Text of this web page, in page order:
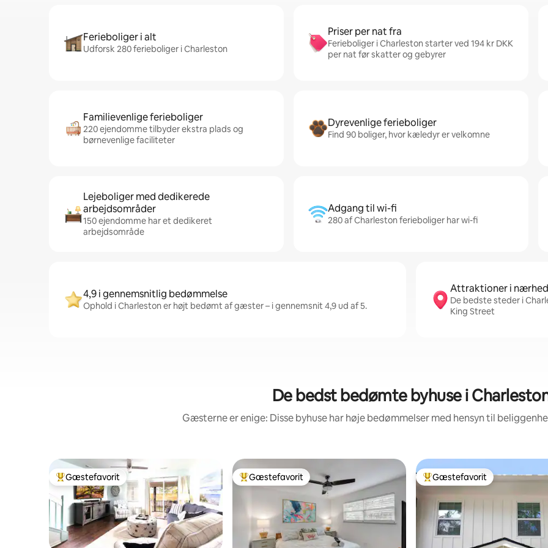
Ferieboliger i alt
Udforsk 280 ferieboliger i Charleston
Priser per nat fra
Ferieboliger i Charleston starter ved 194 kr DKK
per nat før skatter og gebyrer
Familievenlige ferieboliger
220 ejendomme tilbyder ekstra plads og
børnevenlige faciliteter
Dyrevenlige ferieboliger
Find 90 boliger, hvor kæledyr er velkomne
Lejeboliger med dedikerede
arbejdsområder
150 ejendomme har et dedikeret
arbejdsområde
Adgang til wi-fi
280 af Charleston ferieboliger har wi-fi
4,9 i gennemsnitlig bedømmelse
Ophold i Charleston er højt bedømt af gæster – i gennemsnit 4,9 ud af 5.
Attraktioner i
De bedste steder i
King Street
De bedst bedømte byhuse i
Gæsterne er enige: Disse byhuse har høje bedømmelser med hensyn til
Bedste gæstefavorit
Gæstefavorit Bedste gæstefavorit
Gæstefavorit Bedste gæstefavorit
Gæstefavorit